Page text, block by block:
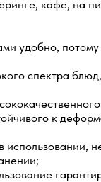
кафе, на
удобно, потому
спектра
к
использовании,